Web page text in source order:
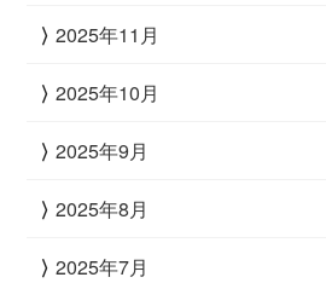
2025年11月
2025年10月
2025年9月
2025年8月
2025年7月